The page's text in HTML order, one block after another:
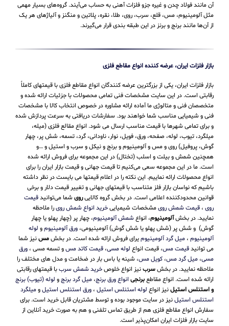
آن مانند فولاد چدن و غیره جزو فلزات آهنی به حساب می‌‌آیند. گروه‌های بسیار مهمی
مثل آلومینیوم، مس، قلع، سرب، روی، طلا، نقره، پلاتین و منگنز و آلیاژهای هر یک
از آن‌ها مانند برنج و برنز در این طبقه‌ بندی قرار می‌‌گیرند.
بازار فلزات ایران، عرضه کننده انواع مقاطع فلزی
بازار فلزات ایران، یکی از بزرگترین عرضه کنندگان انواع مقاطع فلزی با قیمتهای کاملاً
رقابتی است. در این سایت مشخصات فنی تمامی محصولات با جزئیات ارائه شده و
متخصصان فنی و متالوژی ما آماده ارائه مشاوره در خصوص انتخاب کالا با مشخصات
فنی و شیمیایی مناسب شما خواهند بود. سفارشات دریافتی به سرعت پردازش شده
و برای تمامی شهرها با قیمت مناسب ارسال می شود. انواع مقالع فلزی (میله،
میلگرد، تیوب، لوله، صفحه، ورق، فویل، نوار، ناودانی، گرد، تسمه، شش پر، چهار
گوش، پروفیل) روی و مس و آلومینیوم و برنج و نیکل و سرب و استیل و …و
همچنین شمش و بیلت و اسلب (تختال) در این مجموعه برای فروش ارائه شده
است. ما در این مجموعه سعی می‌کنیم تا قیمت جهانی و قیمت بازار ایران را برای
انواع محصولات ارائه نماییم. این نکته را در اعلام قیمتها می بایست در نظر داشته
باشیم که نواسان بازار فلز متناسب با قیمتهای جهانی و تغییر قیمت دلار و برخی
قوانین محدودکننده اعلامی است. در بخش گروه کالاییروی شما می‌توانیدقیمت
روی ، قیمت شمش رویمشخصات شیمیاییخرید انواع شمش رویرا ملاحظه
نمایید. در بخشآلومینیوم، انواع شمش آلومینیوم، چهار پر (چهار پهلو یا چهار
گوش) و شش پر (شش پهلو یا شش گوش) آلومینیومی، ورق آلومینیومو لوله
آلومینیوم ، میل گرد آلومینیومیرای فروش ارائه شده است. در بخشمسنیز شما
می توانیدقیمت مس، قیمت انواع لوله مسی، قیمت کاتد مسو تسمه مسی ، ورق
مسی، میل گرد مس، کویل مس، شینه یا باس بار در ضخامت و مدل های مختلف را
ملاحظه نمایید. در بخشسربنیز انواع خلوصخرید شمش سرببا قیمتهای رقابتی
ارائه شده است. انواع مقاطعبرنجی انواع ورق برنج، میل گرد برنجو لوله (تیوب) برنج
و استنلس استیلنیز انواع لوله استنلس استیل ، ورق استنلس استیلومیلگرد
استنلس استیلنیز در سایت موجود بوده و توسط مشتریان قابل خرید است. برای
سفارش انواع مقاطع فلزی هم از طریق تماس تلفنی و هم به صورت خرید آنلاین از
سایت بازار فلزات ایران امکان‌پذیر است.